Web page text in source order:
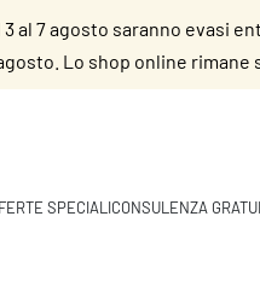
3 al 7 agosto saranno evasi
Lo shop online
SPECIALICONSULENZA